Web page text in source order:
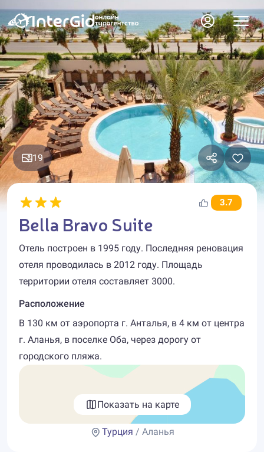
19
3.7
Bella Bravo Suite
Отель построен в 1995 году. Последняя реновация
отеля проводилась в 2012 году. Площадь
территории отеля составляет 3000.
Расположение
В 130 км от аэропорта г. Анталья, в 4 км от центра
г. Аланья, в поселке Оба, через дорогу от
городского пляжа.
Показать на карте
Турция / Аланья